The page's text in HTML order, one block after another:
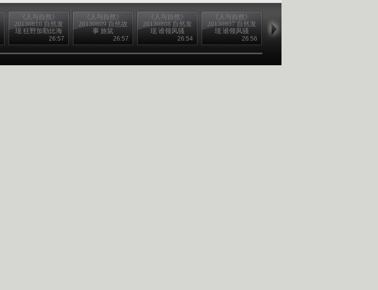
《人与自然》
20130810 自然发
现 狂野加勒比海
——飓风地带
（上）
26:57
《人与自然》
20130809 自然故
事 旅鼠
26:57
《人与自然》
20130808 自然发
现 谁领风骚
26:54
《人与自然》
20130807 自然发
现 谁领风骚
26:56
20130806 自然故